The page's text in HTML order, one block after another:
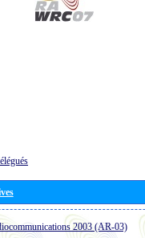
2003 (AR-03)